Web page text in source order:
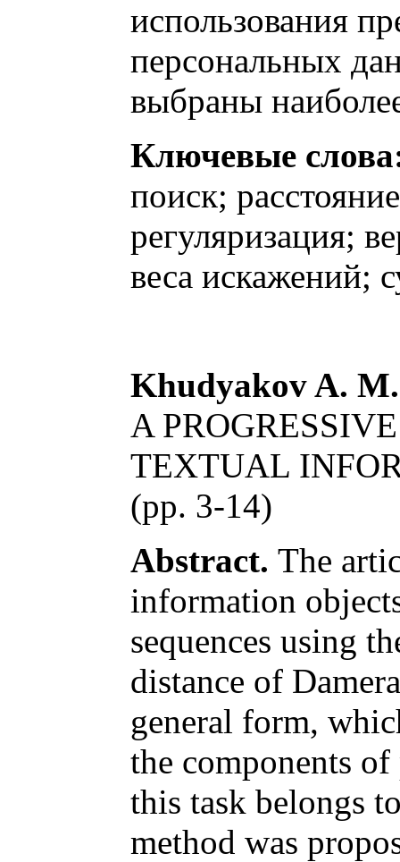
использования
персональных
выбраны
Ключевые
поиск;
регуляризация;
веса искажений;
Khudyakov A. M.
A
TEXTUAL
(pp. 3-14)
Abstract. The
information
sequences using
distance of
general form,
the components
this task belongs
method was